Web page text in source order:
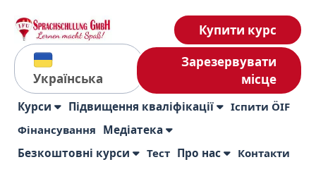
Українська
Купити курс
Зарезервувати
місце
Курси Підвищення кваліфікації
Іспити ÖIF
Фінансування Медіатека
Безкоштовні курси
Тест Про нас Контакти